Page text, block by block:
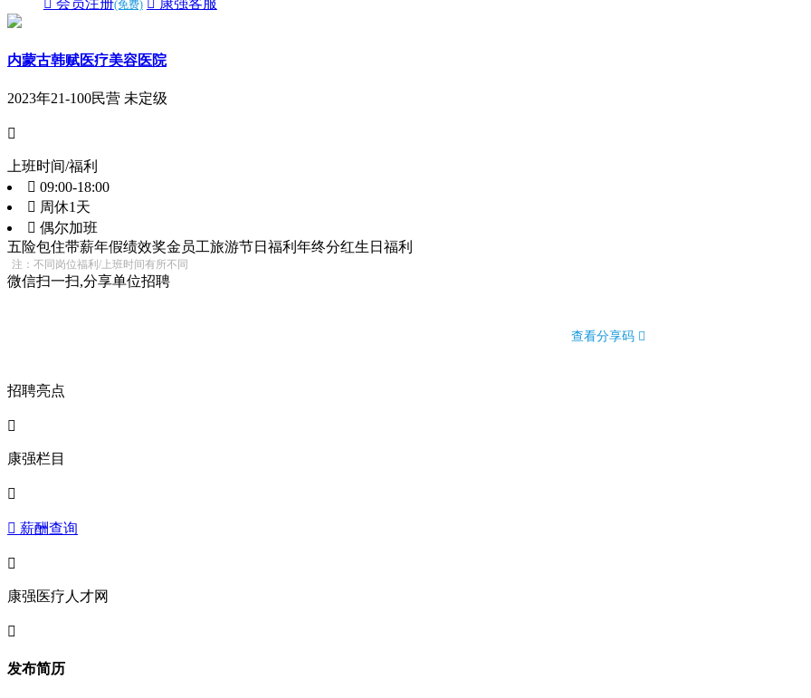
 会员注册(免费)  康强客服
内蒙古韩赋医疗美容医院
2023年21-100民营 未定级

上班时间/福利
 09:00-18:00
 周休1天
 偶尔加班
五险包住带薪年假绩效奖金 员工旅游节日福利 年终分红生日福利
注：不同岗位福利/上班时间有所不同
微信扫一扫,分享单位招聘
查看分享码 
招聘亮点

康强栏目

 薪酬查询

康强医疗人才网

发布简历